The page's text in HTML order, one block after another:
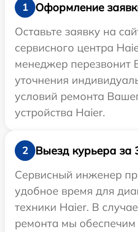
1
Оформление
Оставьте заявку на
сервисного центра
менеджер перезвонит
уточнения
условий ремонта
устройства Haier.
2
Выезд курьера за
Сервисный инженер
удобное время для
техники Haier. В
ремонта мы обеспечим